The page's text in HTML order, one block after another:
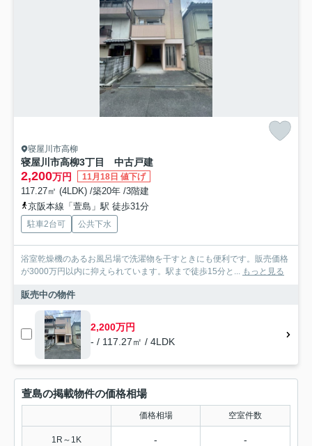
寝屋川市高柳
寝屋川市高柳3丁目 中古戸建
2,200万円 11月18日 値下げ
117.27㎡ (4LDK) /築20年 /3階建
京阪本線「萱島」駅 徒歩31分
駐車2台可 公共下水
浴室乾燥機のあるお風呂場で洗濯物を干すときにも便利です。販売価格
が3000万円以内に抑えられています。駅まで徒歩15分と...
もっと見る
販売中の物件
2,200万円
- / 117.27㎡ / 4LDK
萱島の掲載物件の価格相場
価格相場 空室件数
1R～1K - -